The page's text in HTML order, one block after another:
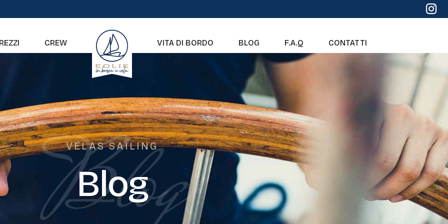
CREW VITA DI BORDO BLOG F.A.Q CONTATTI
Blog
VELAS SAILING
Blog